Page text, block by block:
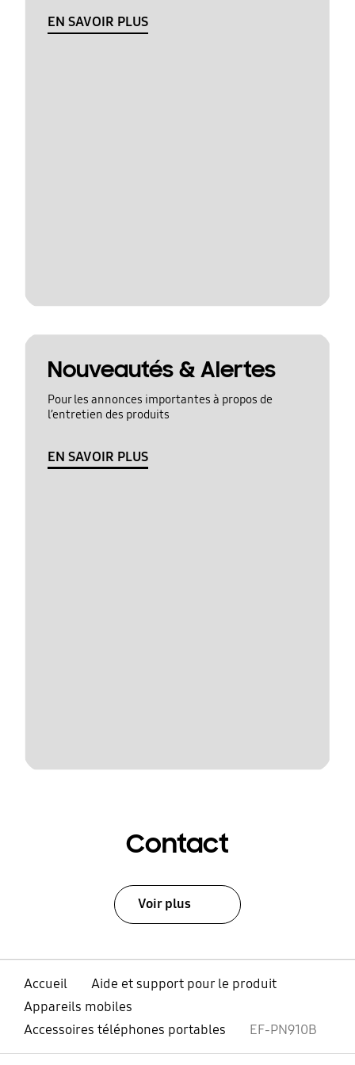
EN SAVOIR PLUS
Nouveautés & Alertes
Pour les annonces importantes à propos de
l’entretien des produits
EN SAVOIR PLUS
Contact
Voir plus
Accueil
Aide et support pour le produit
Appareils mobiles
Accessoires téléphones portables
EF-PN910B